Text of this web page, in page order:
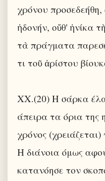
χρόνου
ἡδονήν, οὔθ' ἡνίκα
τὰ πράγματα
τι τοῦ ἀρίστου
XX.(20) Η σάρκα
άπειρα τα όρια της
χρόνος
Η διάνοια όμως
κατανόησε τον